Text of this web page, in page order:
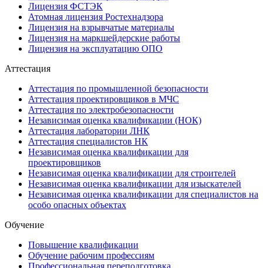
Лицензия ФСТЭК
Атомная лицензия Ростехнадзора
Лицензия на взрывчатые материалы
Лицензия на маркшейдерские работы
Лицензия на эксплуатацию ОПО
Аттестация
Аттестация по промышленной безопасности
Аттестация проектировщиков в МЧС
Аттестация по электробезопасности
Независимая оценка квалификации (НОК)
Аттестация лаборатории ЛНК
Аттестация специалистов НК
Независимая оценка квалификации для
проектировщиков
Независимая оценка квалификации для строителей
Независимая оценка квалификации для изыскателей
Независимая оценка квалификации для специалистов на
особо опасных объектах
Обучение
Повышение квалификации
Обучение рабочим профессиям